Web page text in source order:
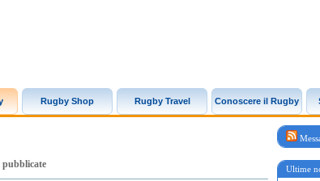
Rugby Shop Rugby Travel Conoscere il Rugby
Ultime
pubblicate